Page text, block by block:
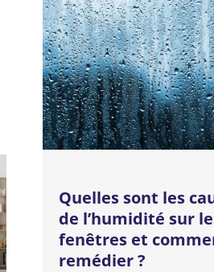
Quelles sont les
de l’humidité sur
fenêtres et
remédier ?